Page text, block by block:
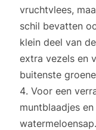
vruchtvlees,
schil bevatten
klein deel van
extra vezels en
buitenste
Voor een
muntblaadjes